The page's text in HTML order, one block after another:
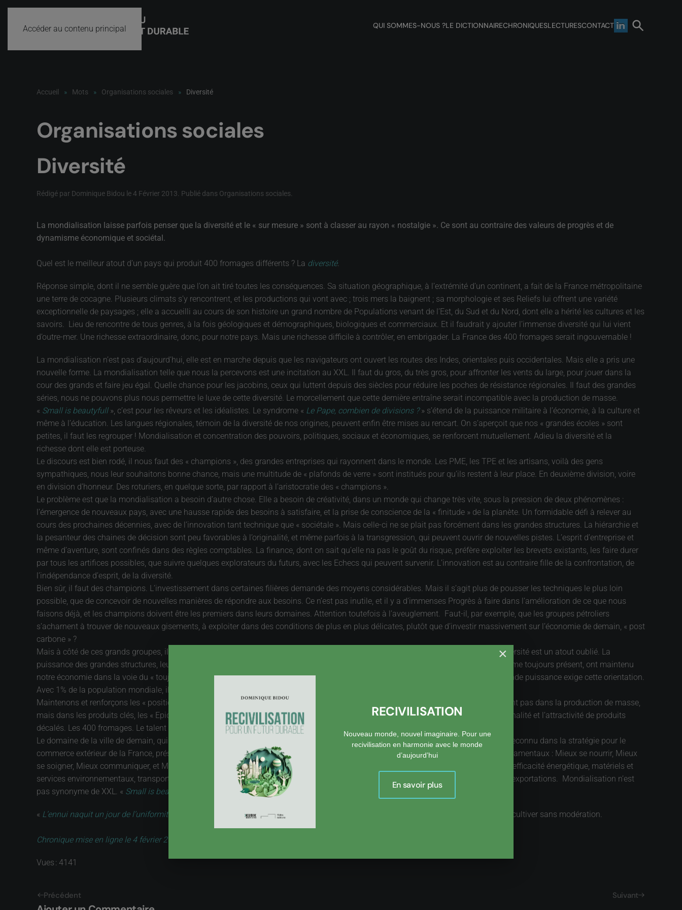
Accéder au contenu principal QUI SOMMES-NOUS ?LE DICTIONNAIRECHRONIQUESLECTURESCONTACT
Accueil Mots Organisations sociales Diversité
Organisations sociales
Diversité
Rédigé par Dominique Bidou le4 Février 2013 . Publié dans Organisations sociales
La mondialisation laisse parfois penser que la diversité et le « sur mesure » sont à classer au rayon « nostalgie ». Ce sont au contraire des valeurs de progrès et de
dynamisme économique et sociétal.
Quel est le meilleur atout d’un pays qui produit 400 fromages différents ? La diversité.
Réponse simple, dont il ne semble guère que l’on ait tiré toutes les conséquences. Sa situation géographique, à l’extrémité d’un continent, a fait de la France métropolitaine
une terre de cocagne. Plusieurs climats s’y rencontrent, et les productions qui vont avec ; trois mers la baignent ; sa morphologie et ses Reliefs lui offrent une variété
exceptionnelle de paysages ; elle a accueilli au cours de son histoire un grand nombre de Populations venant de l’Est, du Sud et du Nord, dont elle a hérité les cultures et les
savoirs. Lieu de rencontre de tous genres, à la fois géologiques et démographiques, biologiques et commerciaux. Et il faudrait y ajouter l’immense diversité qui lui vient
d’outre-mer. Une richesse extraordinaire, donc, pour notre pays. Mais une richesse difficile à contrôler, en embrigader. La France des 400 fromages serait ingouvernable !
La mondialisation n’est pas d’aujourd’hui, elle est en marche depuis que les navigateurs ont ouvert les routes des Indes, orientales puis occidentales. Mais elle a pris une
nouvelle forme. La mondialisation telle que nous la percevons est une incitation au XXL. Il faut du gros, du très gros, pour affronter les vents du large, pour jouer dans la
cour des grands et faire jeu égal. Quelle chance pour les jacobins, ceux qui luttent depuis des siècles pour réduire les poches de résistance régionales. Il faut des grandes
séries, nous ne pouvons plus nous permettre le luxe de cette diversité. Le morcellement que cette dernière entraîne serait incompatible avec la production de masse.
« Small is beautyfull», c’est pour les rêveurs et les idéalistes. Le syndrome « Le Pape, combien de divisions ?» s’étend de la puissance militaire à l’économie, à la culture et
même à l’éducation. Les langues régionales, témoin de la diversité de nos origines, peuvent enfin être mises au rencart. On s’aperçoit que nos « grandes écoles » sont
petites, il faut les regrouper ! Mondialisation et concentration des pouvoirs, politiques, sociaux et économiques, se renforcent mutuellement. Adieu la diversité et la
richesse dont elle est porteuse.
Le discours est bien rodé, il nous faut des « champions », des grandes entreprises qui rayonnent dans le monde. Les PME, les TPE et les artisans, voilà des gens
sympathiques, nous leur souhaitons bonne chance, mais une multitude de « plafonds de verre » sont institués pour qu’ils restent à leur place. En deuxième division, voire
en division d’honneur. Des roturiers, en quelque sorte, par rapport à l’aristocratie des « champions ».
Le problème est que la mondialisation a besoin d’autre chose. Elle a besoin de créativité, dans un monde qui change très vite, sous la pression de deux phénomènes :
l’émergence de nouveaux pays, avec une hausse rapide des besoins à satisfaire, et la prise de conscience de la « finitude » de la planète. Un formidable défi à relever au
cours des prochaines décennies, avec de l’innovation tant technique que « sociétale ». Mais celle-ci ne se plait pas forcément dans les grandes structures. La hiérarchie et
la pesanteur des chaines de décision sont peu favorables à l’originalité, et même parfois à la transgression, qui peuvent ouvrir de nouvelles pistes. L’esprit d’entreprise et
même d’aventure, sont confinés dans des règles comptables. La finance, dont on sait qu’elle na pas le goût du risque, préfère exploiter les brevets existants, les faire durer
par tous les artifices possibles, que suivre quelques explorateurs du futurs, avec les Echecs qui peuvent survenir. L’innovation est au contraire fille de la confrontation, de
l’indépendance d’esprit, de la diversité.
Bien sûr, il faut des champions. L’investissement dans certaines filières demande des moyens considérables. Mais il s’agit plus de pousser les techniques le plus loin
possible, que de concevoir de nouvelles manières de répondre aux besoins. Ce n’est pas inutile, et il y a d’immenses Progrès à faire dans l’amélioration de ce que nous
faisons déjà, et les champions doivent être les premiers dans leurs domaines. Attention toutefois à l’aveuglement. Faut-il, par exemple, que les groupes pétroliers
s’acharnent à trouver de nouveaux gisements, à exploiter dans des conditions de plus en plus délicates, plutôt que d’investir massivement sur l’économie de demain, « post
carbone » ?
Mais à côté de ces grands groupes, il faut de petites entreprises, vives et dynamiques, qui peuvent explorer les voies originales. La diversité est un atout oublié. La
puissance des grandes structures, leur complicité avec l’administration qui n’aime pas trop le « diffus », si difficile à suivre, le jacobinisme toujours présent, ont maintenu
notre économie dans la voie du « toujours plus grand ». La France a longtemps cru, et croit sans doute toujours, que son statut de grande puissance exige cette orientation.
Avec 1% de la population mondiale, il est clair que ce n’est pas la carte à jouer.
Maintenons et renforçons les « positions » tenues par nos grands groupes, d’accord, mais l'avenir
est ailleurs. Nos futurs succès ne sont pas dans la production de masse,
mais dans les produits clés, les « Epices » qui donnent de la Valeur aux choses banales, la petite série hautement personnalisée, l’originalité et l’attractivité de produits
décalés. Les 400 fromages. Le talent des créateurs.
Le domaine de la ville de demain, qui devra être « durable », est un des champs où l’offre française remporte des succès. Un domaine reconnu dans la stratégie pour le
commerce extérieur de la France, présentée par Nicole Bricq le 3 décembre dernier, et articulée autour de la réponse à des besoins fondamentaux : Mieux se nourrir, Mieux
se soigner, Mieux communiquer, et Mieux vivre en ville. Ce dernier domaine est étendu, ingénierie urbaine, architecture, construction et efficacité énergétique, matériels et
services environnementaux, transports urbains, et les grands groupes y cohabitent avec de petites entreprises pour le bonheur de nos exportations. Mondialisation n’est
pas synonyme de XXL. « Small is beautyfull » retrouve des couleurs.
« L’ennui naquit un jour de l’uniformité ». La créativité est fille de la diversité. Une vertu ancienne, souvent combattue, qu’il convient de cultiver sans modération.
Chronique mise en ligne le 4 février 2013
Vues : 4141
Précédent Suivant
×
RECIVILISATION
Nouveau monde, nouvel imaginaire. Pour une
recivilisation en harmonie avec le monde
d’aujourd’hui
En savoir plus